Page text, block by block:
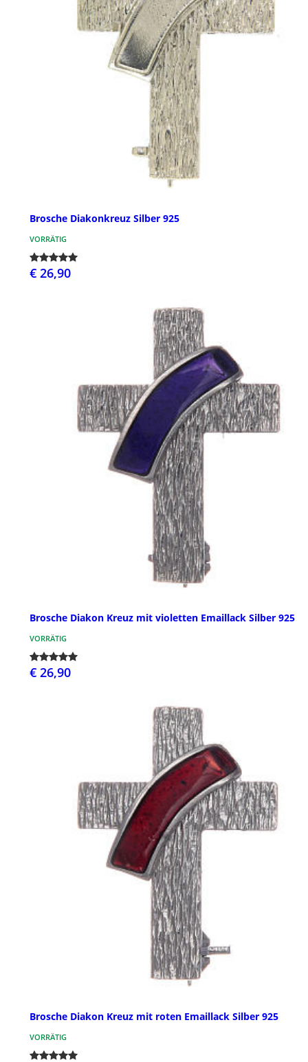
Brosche Diakonkreuz Silber 925
VORRÄTIG
€ 26,90
Brosche Diakon Kreuz mit violetten Emaillack Silber 925
VORRÄTIG
€ 26,90
Brosche Diakon Kreuz mit roten Emaillack Silber 925
VORRÄTIG